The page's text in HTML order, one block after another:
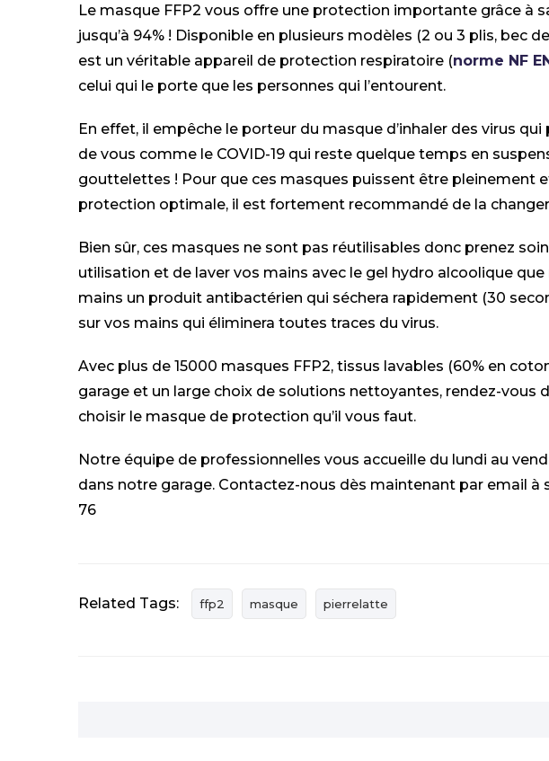
Le masque FFP2 vous offre une protection importante grâce à
jusqu’à 94% ! Disponible en plusieurs modèles (2 ou 3 plis, bec
est un véritable appareil de protection respiratoire (norme NF
celui qui le porte que les personnes qui l’entourent.
En effet, il empêche le porteur du masque d’inhaler des virus
de vous comme le COVID-19 qui reste quelque temps en
gouttelettes ! Pour que ces masques puissent être pleinement
protection optimale, il est fortement recommandé de la
Bien sûr, ces masques ne sont pas réutilisables donc prenez
utilisation et de laver vos mains avec le gel hydro alcoolique
mains un produit antibactérien qui séchera rapidement (30
sur vos mains qui éliminera toutes traces du virus.
Avec plus de 15000 masques FFP2, tissus lavables (60% en
garage et un large choix de solutions nettoyantes, rendez-vous
choisir le masque de protection qu’il vous faut.
Notre équipe de professionnelles vous accueille du lundi au
dans notre garage. Contactez-nous dès maintenant par email à
76
Related Tags: ffp2 masque pierrelatte